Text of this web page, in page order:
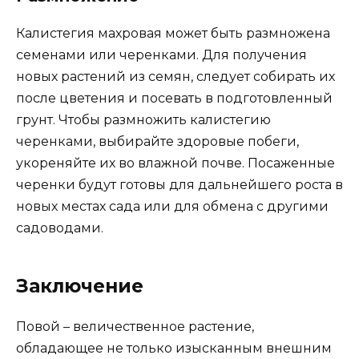
Калистегия махровая может быть размножена
семенами или черенками. Для получения
новых растений из семян, следует собирать их
после цветения и посевать в подготовленный
грунт. Чтобы размножить калистегию
черенками, выбирайте здоровые побеги,
укореняйте их во влажной почве. Посаженные
черенки будут готовы для дальнейшего роста в
новых местах сада или для обмена с другими
садоводами.
Заключение
Повой – величественное растение,
обладающее не только изысканным внешним